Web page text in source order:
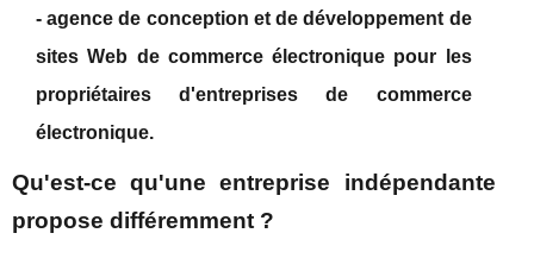
- agence de conception et de développement de
sites Web de commerce électronique pour les
propriétaires d'entreprises de commerce
électronique.
Qu'est-ce qu'une entreprise indépendante
propose différemment ?